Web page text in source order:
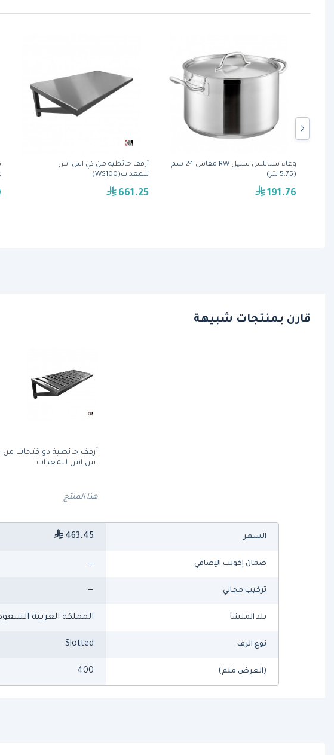
أرفف حائطية من كي اس اس
للمعدات(WS100)
661.25
وعاء ستانلس ستيل RW مقاس 24 سم
(5.75 لتر)
191.76
قارن بمنتجات شبيهة
أرفف حائطية ذو فتحات من
اس اس للمعدات
هذا المنتج
السعر 463.45
ضمان إكويب الإضافي —
تركيب مجاني —
بلد المنشأ المملكة العربية
نوع الرف Slotted
(العرض ملم) 400